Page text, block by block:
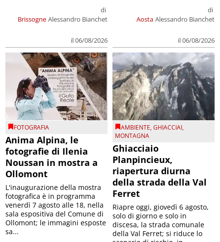
Brissogne
di
Alessandro Bianchet
il 06/08/2026
Aosta
di
Alessandro Bianchet
il 06/08/2026
FOTOGRAFIA
Anima Alpina, le
fotografie di Ilenia
Noussan in mostra a
Ollomont
L'inaugurazione della mostra
fotografica è in programma
venerdì 7 agosto alle 18, nella
sala espositiva del Comune di
Ollomont; le immagini esposte
sa...
AMBIENTE,GHIACCIAI,
MONTAGNA
Ghiacciaio
Planpincieux,
riapertura diurna
della strada della Val
Ferret
Riapre oggi, giovedì 6 agosto,
solo di giorno e solo in
discesa, la strada comunale
della Val Ferret; si riduce lo